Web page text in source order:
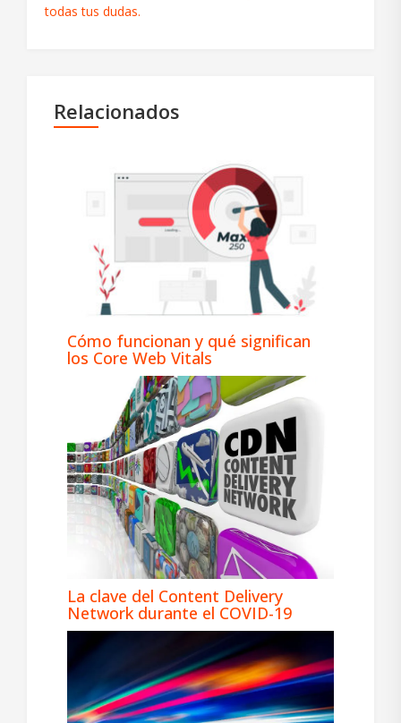
todas tus dudas.
Relacionados
Cómo funcionan y qué significan
los Core Web Vitals
La clave del Content Delivery
Network durante el COVID-19